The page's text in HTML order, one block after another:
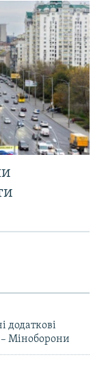
додаткові
– Міноборони